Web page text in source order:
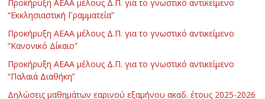
Προκήρυξη ΑΕΑΑ μέλους Δ.Π. για το γνωστικό αντικείμενο
“Εκκλησιαστική Γραμματεία”
Προκήρυξη ΑΕΑΑ μέλους Δ.Π. για το γνωστικό αντικείμενο
“Κανονικό Δίκαιο”
Προκήρυξη ΑΕΑΑ μέλους Δ.Π. για το γνωστικό αντικείμενο
“Παλαιά Διαθήκη”
Δηλώσεις μαθημάτων εαρινού εξαμήνου ακαδ. έτους 2025-2026